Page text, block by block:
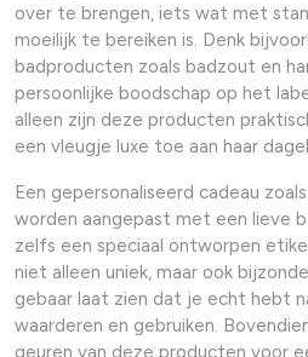
over te brengen, iets wat met
moeilijk te bereiken is. Denk
badproducten zoals badzout en
persoonlijke boodschap op het
alleen zijn deze producten
een vleugje luxe toe aan haar
Een gepersonaliseerd cadeau
worden aangepast met een lieve
zelfs een speciaal ontworpen
niet alleen uniek, maar ook
gebaar laat zien dat je echt hebt
waarderen en gebruiken.
geuren van deze producten voor